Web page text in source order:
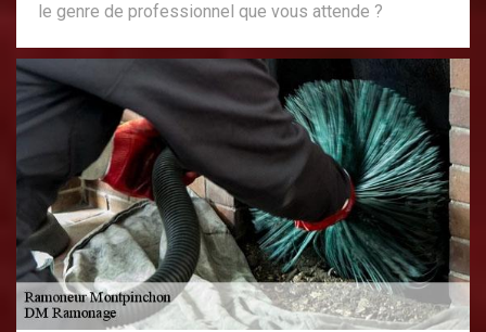
le genre de professionnel que vous attende ?